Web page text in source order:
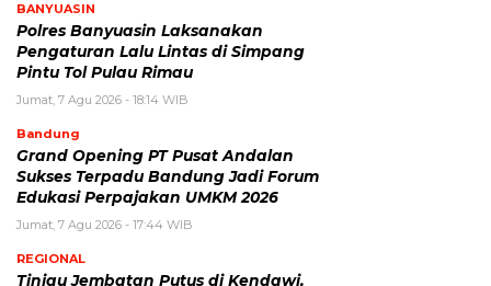
BANYUASIN
Polres Banyuasin Laksanakan
Pengaturan Lalu Lintas di Simpang
Pintu Tol Pulau Rimau
Jumat, 7 Agu 2026 - 18:14 WIB
Bandung
Grand Opening PT Pusat Andalan
Sukses Terpadu Bandung Jadi Forum
Edukasi Perpajakan UMKM 2026
Jumat, 7 Agu 2026 - 17:44 WIB
REGIONAL
Tinjau Jembatan Putus di Kendawi,